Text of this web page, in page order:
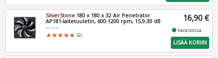
SilverStone 180 x 180 x 32 Air Penetrator
AP181-laitetuuletin, 600-1200 rpm, 15,9-30 dB
SST-AP181
star star star star star (2)
16,90 €
fiber_manual_recordVarastossa
LISÄÄ KORIIN